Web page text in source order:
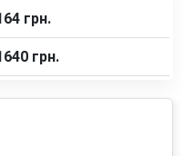
грн.
грн.